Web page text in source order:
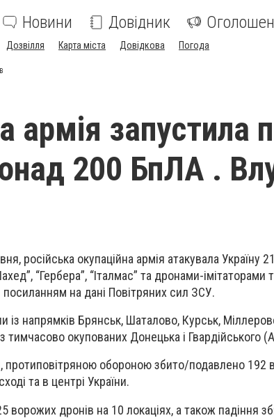
Новини Довідник
Дозвілля Карта міста Довідкова Погода
армія запустила
200 БпЛА .
російська окупаційна армія атакувала Україну
“Гербера”, “Італмас” та дронами-імітаторами
на дані Повітряних сил ЗСУ.
із напрямків Брянськ, Шаталово, Курськ,
тимчасово окупованих Донецька і Гвардійського
протиповітряною обороною збито/подавлено 192
та в центрі України.
ворожих дронів на 10 локаціях, а також падіння